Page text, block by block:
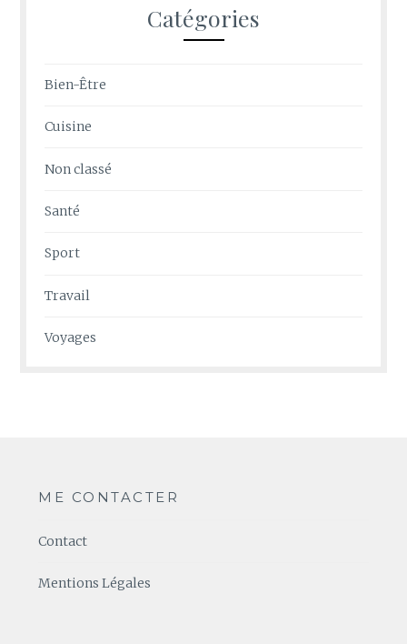
Catégories
Bien-Être
Cuisine
Non classé
Santé
Sport
Travail
Voyages
ME CONTACTER
Contact
Mentions Légales